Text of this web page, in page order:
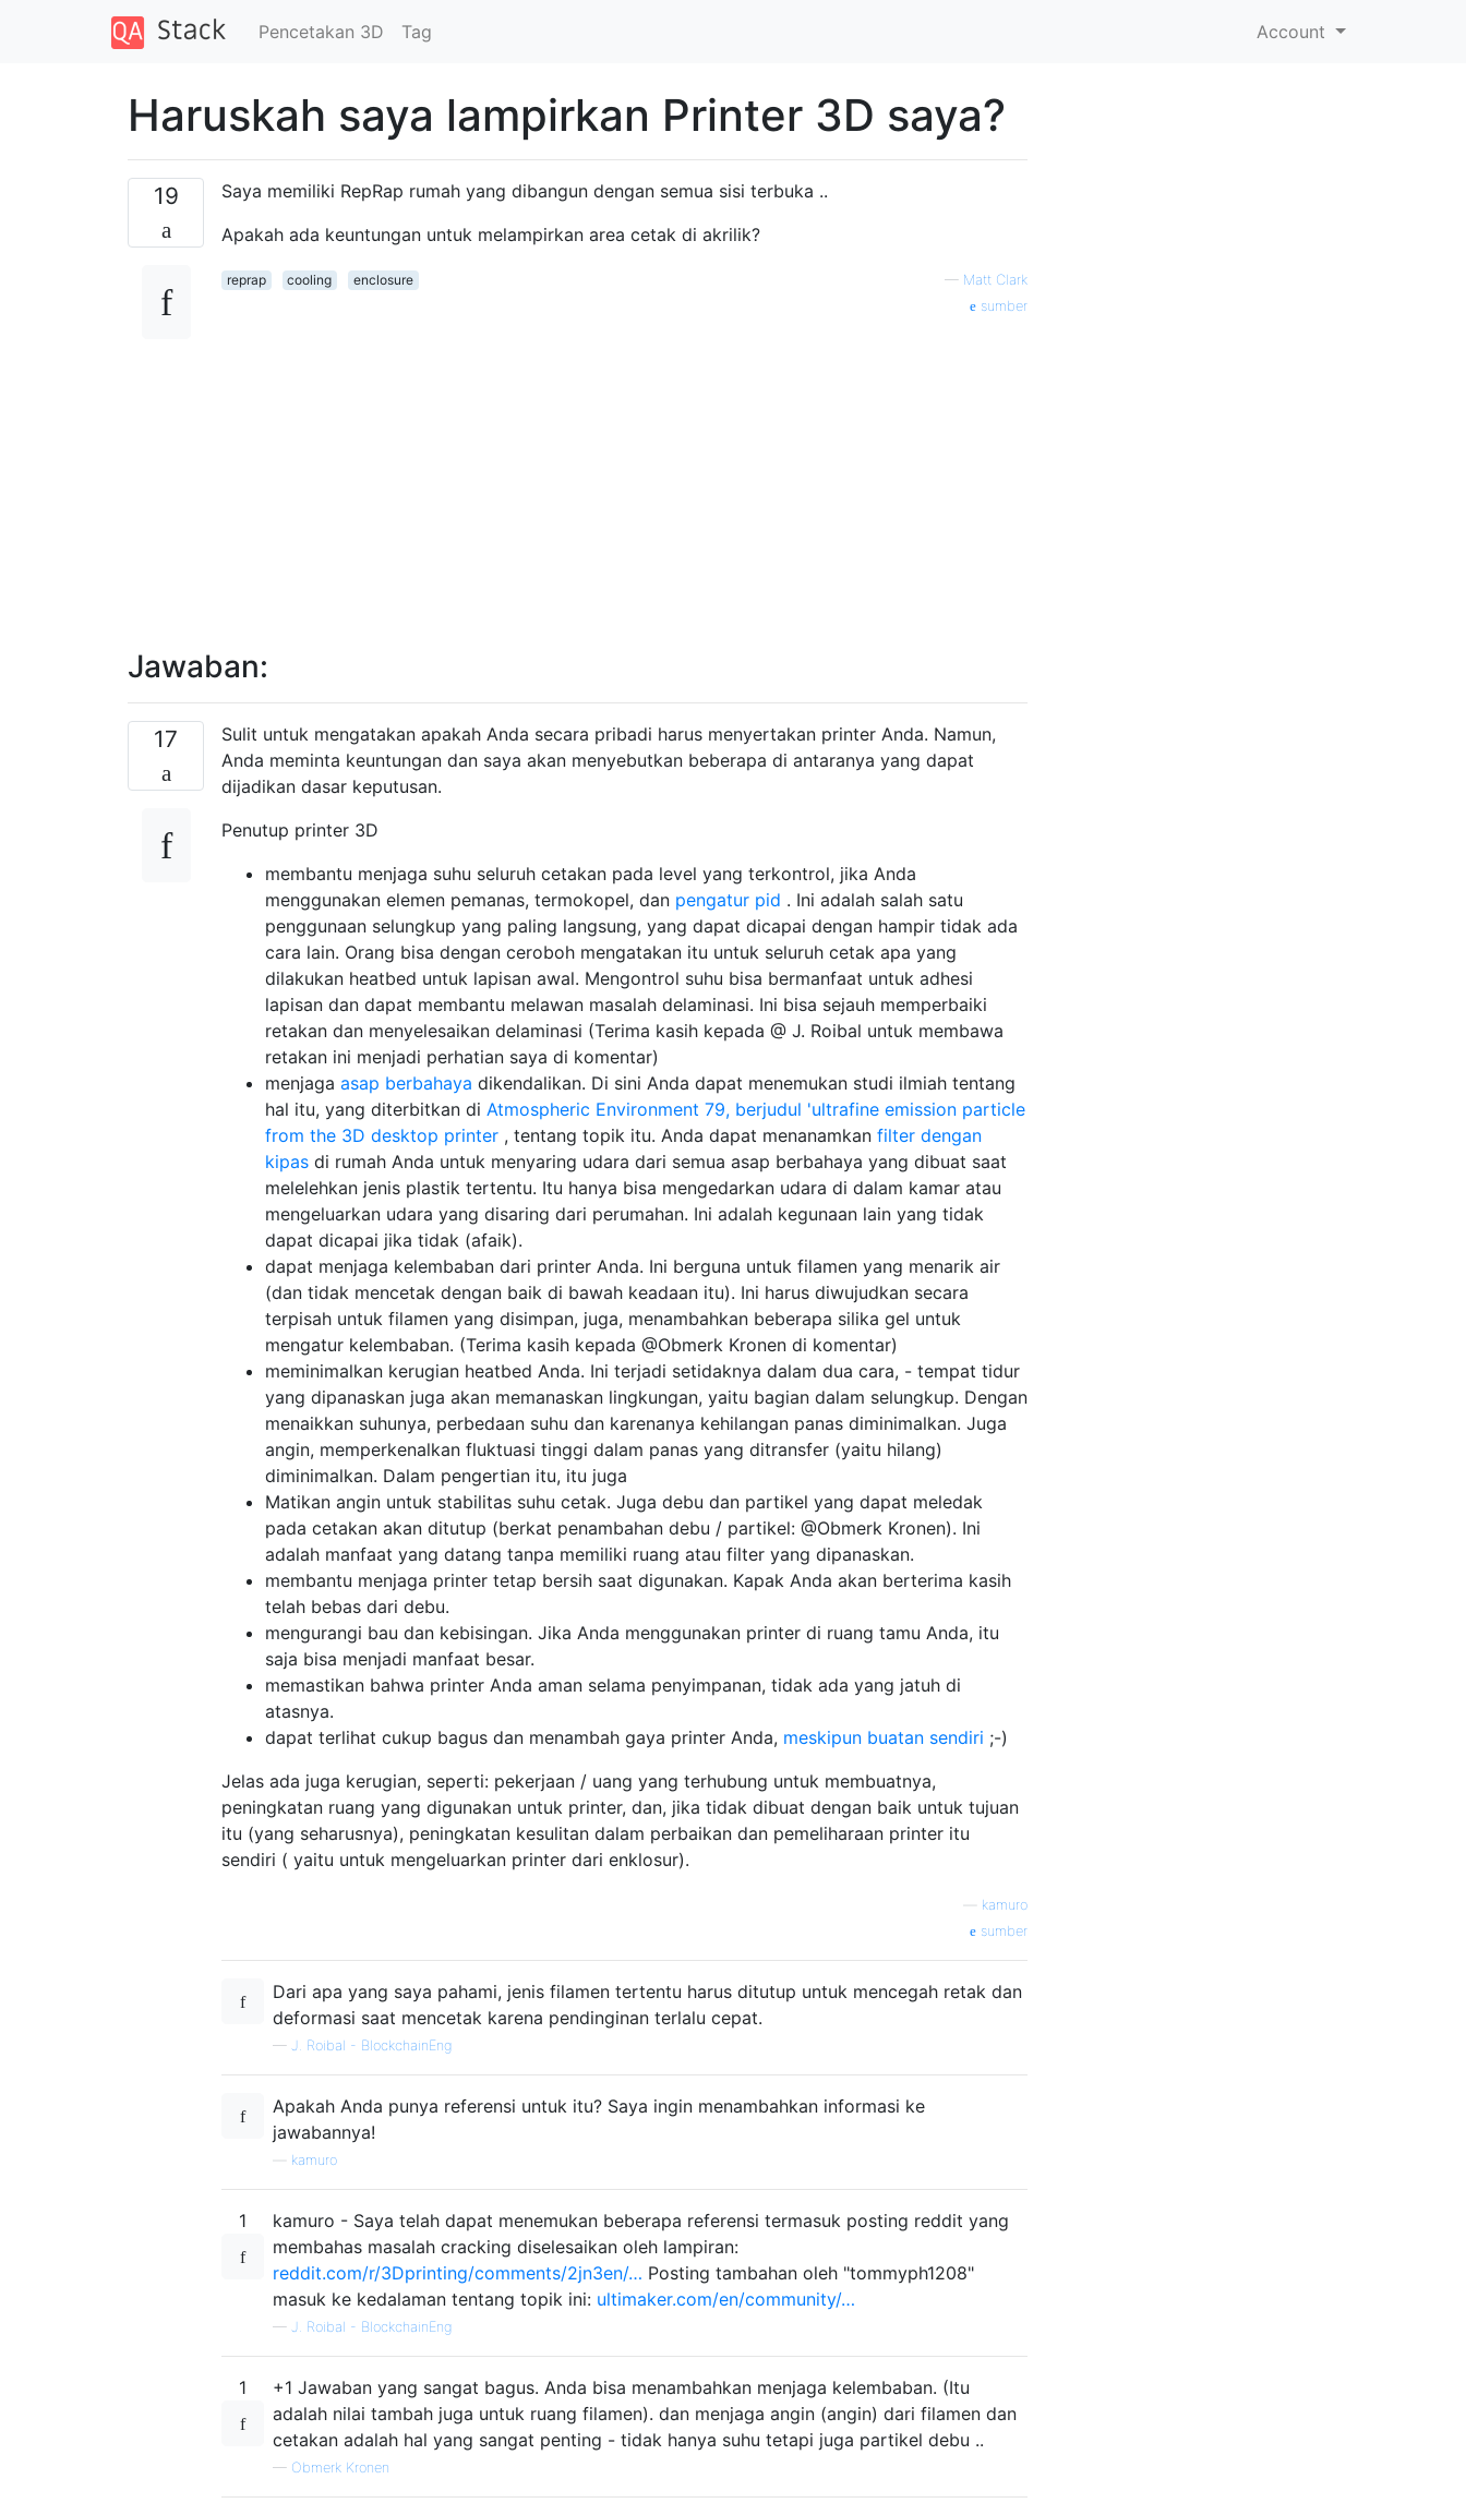
Pencetakan 3D Tag Account
Haruskah saya lampirkan Printer 3D saya?
19
Saya memiliki RepRap rumah yang dibangun dengan semua sisi terbuka ..
Apakah ada keuntungan untuk melampirkan area cetak di akrilik?
reprap cooling enclosure — Matt Clark
sumber
Jawaban:
17
Sulit untuk mengatakan apakah Anda secara pribadi harus menyertakan printer Anda. Namun,
Anda meminta keuntungan dan saya akan menyebutkan beberapa di antaranya yang dapat
dijadikan dasar keputusan.
Penutup printer 3D
membantu menjaga suhu seluruh cetakan pada level yang terkontrol, jika Anda
menggunakan elemen pemanas, termokopel, dan pengatur pid . Ini adalah salah satu
penggunaan selungkup yang paling langsung, yang dapat dicapai dengan hampir tidak ada
cara lain. Orang bisa dengan ceroboh mengatakan itu untuk seluruh cetak apa yang
dilakukan heatbed untuk lapisan awal. Mengontrol suhu bisa bermanfaat untuk adhesi
lapisan dan dapat membantu melawan masalah delaminasi. Ini bisa sejauh memperbaiki
retakan dan menyelesaikan delaminasi (Terima kasih kepada @ J. Roibal untuk membawa
retakan ini menjadi perhatian saya di komentar)
menjaga asap berbahaya dikendalikan. Di sini Anda dapat menemukan studi ilmiah tentang
hal itu, yang diterbitkan di Atmospheric Environment 79, berjudul 'ultrafine emission particle
from the 3D desktop printer , tentang topik itu. Anda dapat menanamkan filter dengan
kipas di rumah Anda untuk menyaring udara dari semua asap berbahaya yang dibuat saat
melelehkan jenis plastik tertentu. Itu hanya bisa mengedarkan udara di dalam kamar atau
mengeluarkan udara yang disaring dari perumahan. Ini adalah kegunaan lain yang tidak
dapat dicapai jika tidak (afaik).
dapat menjaga kelembaban dari printer Anda. Ini berguna untuk filamen yang menarik air
(dan tidak mencetak dengan baik di bawah keadaan itu). Ini harus diwujudkan secara
terpisah untuk filamen yang disimpan, juga, menambahkan beberapa silika gel untuk
mengatur kelembaban. (Terima kasih kepada @Obmerk Kronen di komentar)
meminimalkan kerugian heatbed Anda. Ini terjadi setidaknya dalam dua cara, - tempat tidur
yang dipanaskan juga akan memanaskan lingkungan, yaitu bagian dalam selungkup. Dengan
menaikkan suhunya, perbedaan suhu dan karenanya kehilangan panas diminimalkan. Juga
angin, memperkenalkan fluktuasi tinggi dalam panas yang ditransfer (yaitu hilang)
diminimalkan. Dalam pengertian itu, itu juga
Matikan angin untuk stabilitas suhu cetak. Juga debu dan partikel yang dapat meledak
pada cetakan akan ditutup (berkat penambahan debu / partikel: @Obmerk Kronen). Ini
adalah manfaat yang datang tanpa memiliki ruang atau filter yang dipanaskan.
membantu menjaga printer tetap bersih saat digunakan. Kapak Anda akan berterima kasih
telah bebas dari debu.
mengurangi bau dan kebisingan. Jika Anda menggunakan printer di ruang tamu Anda, itu
saja bisa menjadi manfaat besar.
memastikan bahwa printer Anda aman selama penyimpanan, tidak ada yang jatuh di
atasnya.
dapat terlihat cukup bagus dan menambah gaya printer Anda, meskipun buatan sendiri ;-)
Jelas ada juga kerugian, seperti: pekerjaan / uang yang terhubung untuk membuatnya,
peningkatan ruang yang digunakan untuk printer, dan, jika tidak dibuat dengan baik untuk tujuan
itu (yang seharusnya), peningkatan kesulitan dalam perbaikan dan pemeliharaan printer itu
sendiri ( yaitu untuk mengeluarkan printer dari enklosur).
kamuro
sumber
Dari apa yang saya pahami, jenis filamen tertentu harus ditutup untuk mencegah retak dan
deformasi saat mencetak karena pendinginan terlalu cepat.
— J. Roibal - BlockchainEng
Apakah Anda punya referensi untuk itu? Saya ingin menambahkan informasi ke
jawabannya!
kamuro
1
kamuro - Saya telah dapat menemukan beberapa referensi termasuk posting reddit yang
membahas masalah cracking diselesaikan oleh lampiran:
reddit.com/r/3Dprinting/comments/2jn3en/… Posting tambahan oleh "tommyph1208"
masuk ke kedalaman tentang topik ini: ultimaker.com/en/community/…
— J. Roibal - BlockchainEng
1
+1 Jawaban yang sangat bagus. Anda bisa menambahkan menjaga kelembaban. (Itu
adalah nilai tambah juga untuk ruang filamen). dan menjaga angin (angin) dari filamen dan
cetakan adalah hal yang sangat penting - tidak hanya suhu tetapi juga partikel debu ..
— Obmerk Kronen